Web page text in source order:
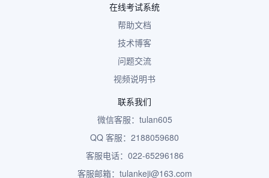
在线考试系统
帮助文档
技术博客
问题交流
视频说明书
联系我们
微信客服：tulan605
QQ 客服：2188059680
客服电话：022-65296186
客服邮箱：tulankeji@163.com